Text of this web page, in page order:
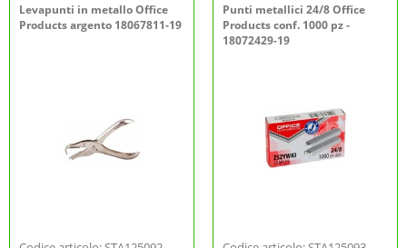
Levapunti in metallo Office
Products argento 18067811-19
Punti metallici 24/8 Office
Products conf. 1000 pz -
18072429-19